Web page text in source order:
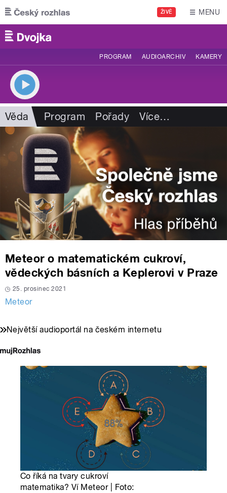
Přejít k hlavnímu obsahu
ŽIVĚ MENU
PROGRAM AUDIOARCHIV KAMERY
Věda Program Pořady Více…
Meteor o matematickém cukroví,
vědeckých básních a Keplerovi v Praze
25. prosinec 2021
Meteor
Největší audioportál na českém internetu
Co říká na tvary cukroví
matematika? Ví Meteor | Foto: